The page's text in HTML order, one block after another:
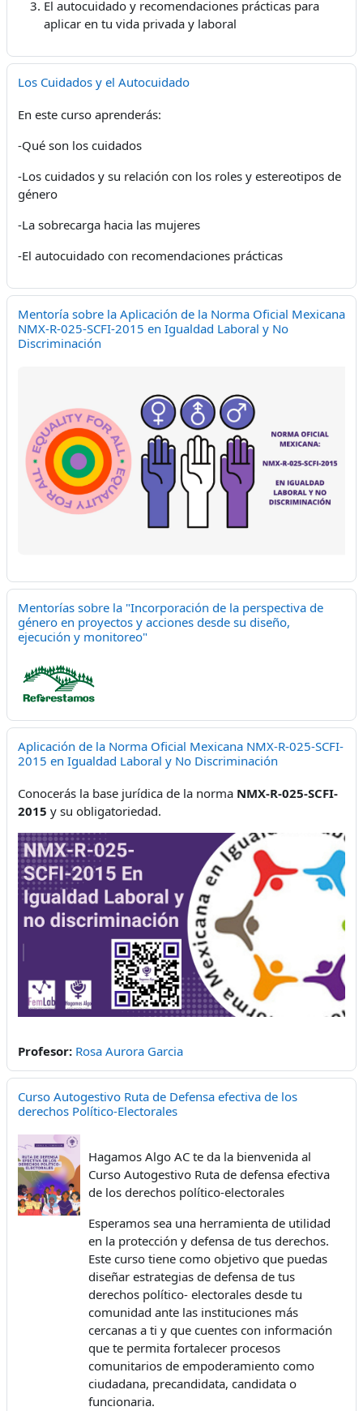
El autocuidado y recomendaciones prácticas para
aplicar en tu vida privada y laboral
Los Cuidados y el Autocuidado
En este curso aprenderás:
-Qué son los cuidados
-Los cuidados y su relación con los roles y estereotipos de
género
-La sobrecarga hacia las mujeres
-El autocuidado con recomendaciones prácticas
Mentoría sobre la Aplicación de la Norma Oficial Mexicana
NMX-R-025-SCFI-2015 en Igualdad Laboral y No
Discriminación
Mentorías sobre la "Incorporación de la perspectiva de
género en proyectos y acciones desde su diseño,
ejecución y monitoreo"
Aplicación de la Norma Oficial Mexicana NMX-R-025-SCFI-
2015 en Igualdad Laboral y No Discriminación
Conocerás la base jurídica de la norma NMX-R-025-SCFI-
2015 y su obligatoriedad.
Profesor: Rosa Aurora Garcia
Curso Autogestivo Ruta de Defensa efectiva de los
derechos Político-Electorales
Hagamos Algo AC te da la bienvenida al
Curso Autogestivo Ruta de defensa efectiva
de los derechos político-electorales
Esperamos sea una herramienta de utilidad
en la protección y defensa de tus derechos.
Este curso tiene como objetivo que puedas
diseñar estrategias de defensa de tus
derechos político- electorales desde tu
comunidad ante las instituciones más
cercanas a ti y que cuentes con información
que te permita fortalecer procesos
comunitarios de empoderamiento como
ciudadana, precandidata, candidata o
funcionaria.